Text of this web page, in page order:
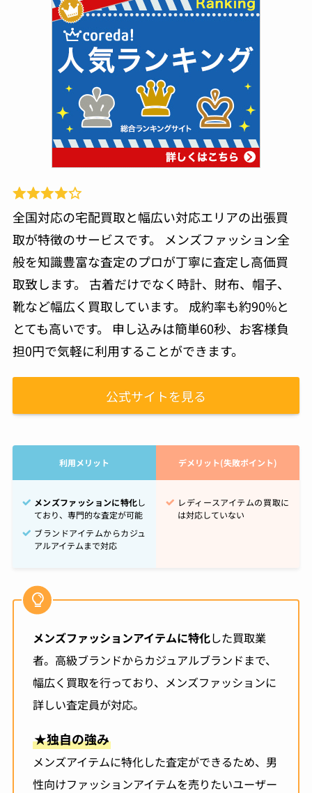
全国対応の宅配買取と幅広い対応エリアの出張買
取が特徴のサービスです。 メンズファッション全
般を知識豊富な査定のプロが丁寧に査定し高価買
取致します。 古着だけでなく時計、財布、帽子、
靴など幅広く買取しています。 成約率も約90%と
とても高いです。 申し込みは簡単60秒、お客様負
担0円で気軽に利用することができます。
公式サイトを見る
利用メリット デメリット(失敗ポイント)
メンズファッションに特化し
ており、専門的な査定が可能
ブランドアイテムからカジュ
アルアイテムまで対応
レディースアイテムの買取に
は対応していない
メンズファッションアイテムに特化した買取業
者。高級ブランドからカジュアルブランドまで、
幅広く買取を行っており、メンズファッションに
詳しい査定員が対応。
★独自の強み
メンズアイテムに特化した査定ができるため、男
性向けファッションアイテムを売りたいユーザー